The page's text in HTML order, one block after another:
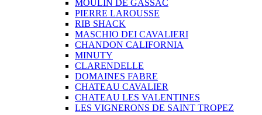
MOULIN DE GASSAC
PIERRE LAROUSSE
RIB SHACK
MASCHIO DEI CAVALIERI
CHANDON CALIFORNIA
MINUTY
CLARENDELLE
DOMAINES FABRE
CHATEAU CAVALIER
CHATEAU LES VALENTINES
LES VIGNERONS DE SAINT TROPEZ